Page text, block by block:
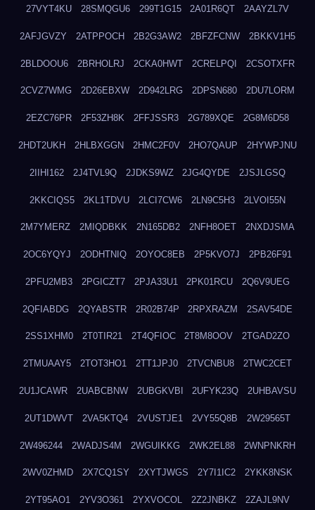
27VYT4KU 28SMQGU6 299T1G15 2A01R6QT 2AAYZL7V
2AFJGVZY 2ATPPOCH 2B2G3AW2 2BFZFCNW 2BKKV1H5
2BLDOOU6 2BRHOLRJ 2CKA0HWT 2CRELPQI 2CSOTXFR
2CVZ7WMG 2D26EBXW 2D942LRG 2DPSN680 2DU7LORM
2EZC76PR 2F53ZH8K 2FFJSSR3 2G789XQE 2G8M6D58
2HDT2UKH 2HLBXGGN 2HMC2F0V 2HO7QAUP 2HYWPJNU
2IIHI162 2J4TVL9Q 2JDKS9WZ 2JG4QYDE 2JSJLGSQ
2KKCIQS5 2KL1TDVU 2LCI7CW6 2LN9C5H3 2LVOI55N
2M7YMERZ 2MIQDBKK 2N165DB2 2NFH8OET 2NXDJSMA
2OC6YQYJ 2ODHTNIQ 2OYOC8EB 2P5KVO7J 2PB26F91
2PFU2MB3 2PGICZT7 2PJA33U1 2PK01RCU 2Q6V9UEG
2QFIABDG 2QYABSTR 2R02B74P 2RPXRAZM 2SAV54DE
2SS1XHM0 2T0TIR21 2T4QFIOC 2T8M8OOV 2TGAD2ZO
2TMUAAY5 2TOT3HO1 2TT1JPJ0 2TVCNBU8 2TWC2CET
2U1JCAWR 2UABCBNW 2UBGKVBI 2UFYK23Q 2UHBAVSU
2UT1DWVT 2VA5KTQ4 2VUSTJE1 2VY55Q8B 2W29565T
2W496244 2WADJS4M 2WGUIKKG 2WK2EL88 2WNPNKRH
2WV0ZHMD 2X7CQ1SY 2XYTJWGS 2Y7I1IC2 2YKK8NSK
2YT95AO1 2YV3O361 2YXVOCOL 2Z2JNBKZ 2ZAJL9NV